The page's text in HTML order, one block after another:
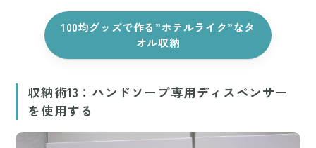
100均グッズで作る”ホテルライク”なタ
オル収納
収納術13：ハンドソープ専用ディスペンサー
を使用する